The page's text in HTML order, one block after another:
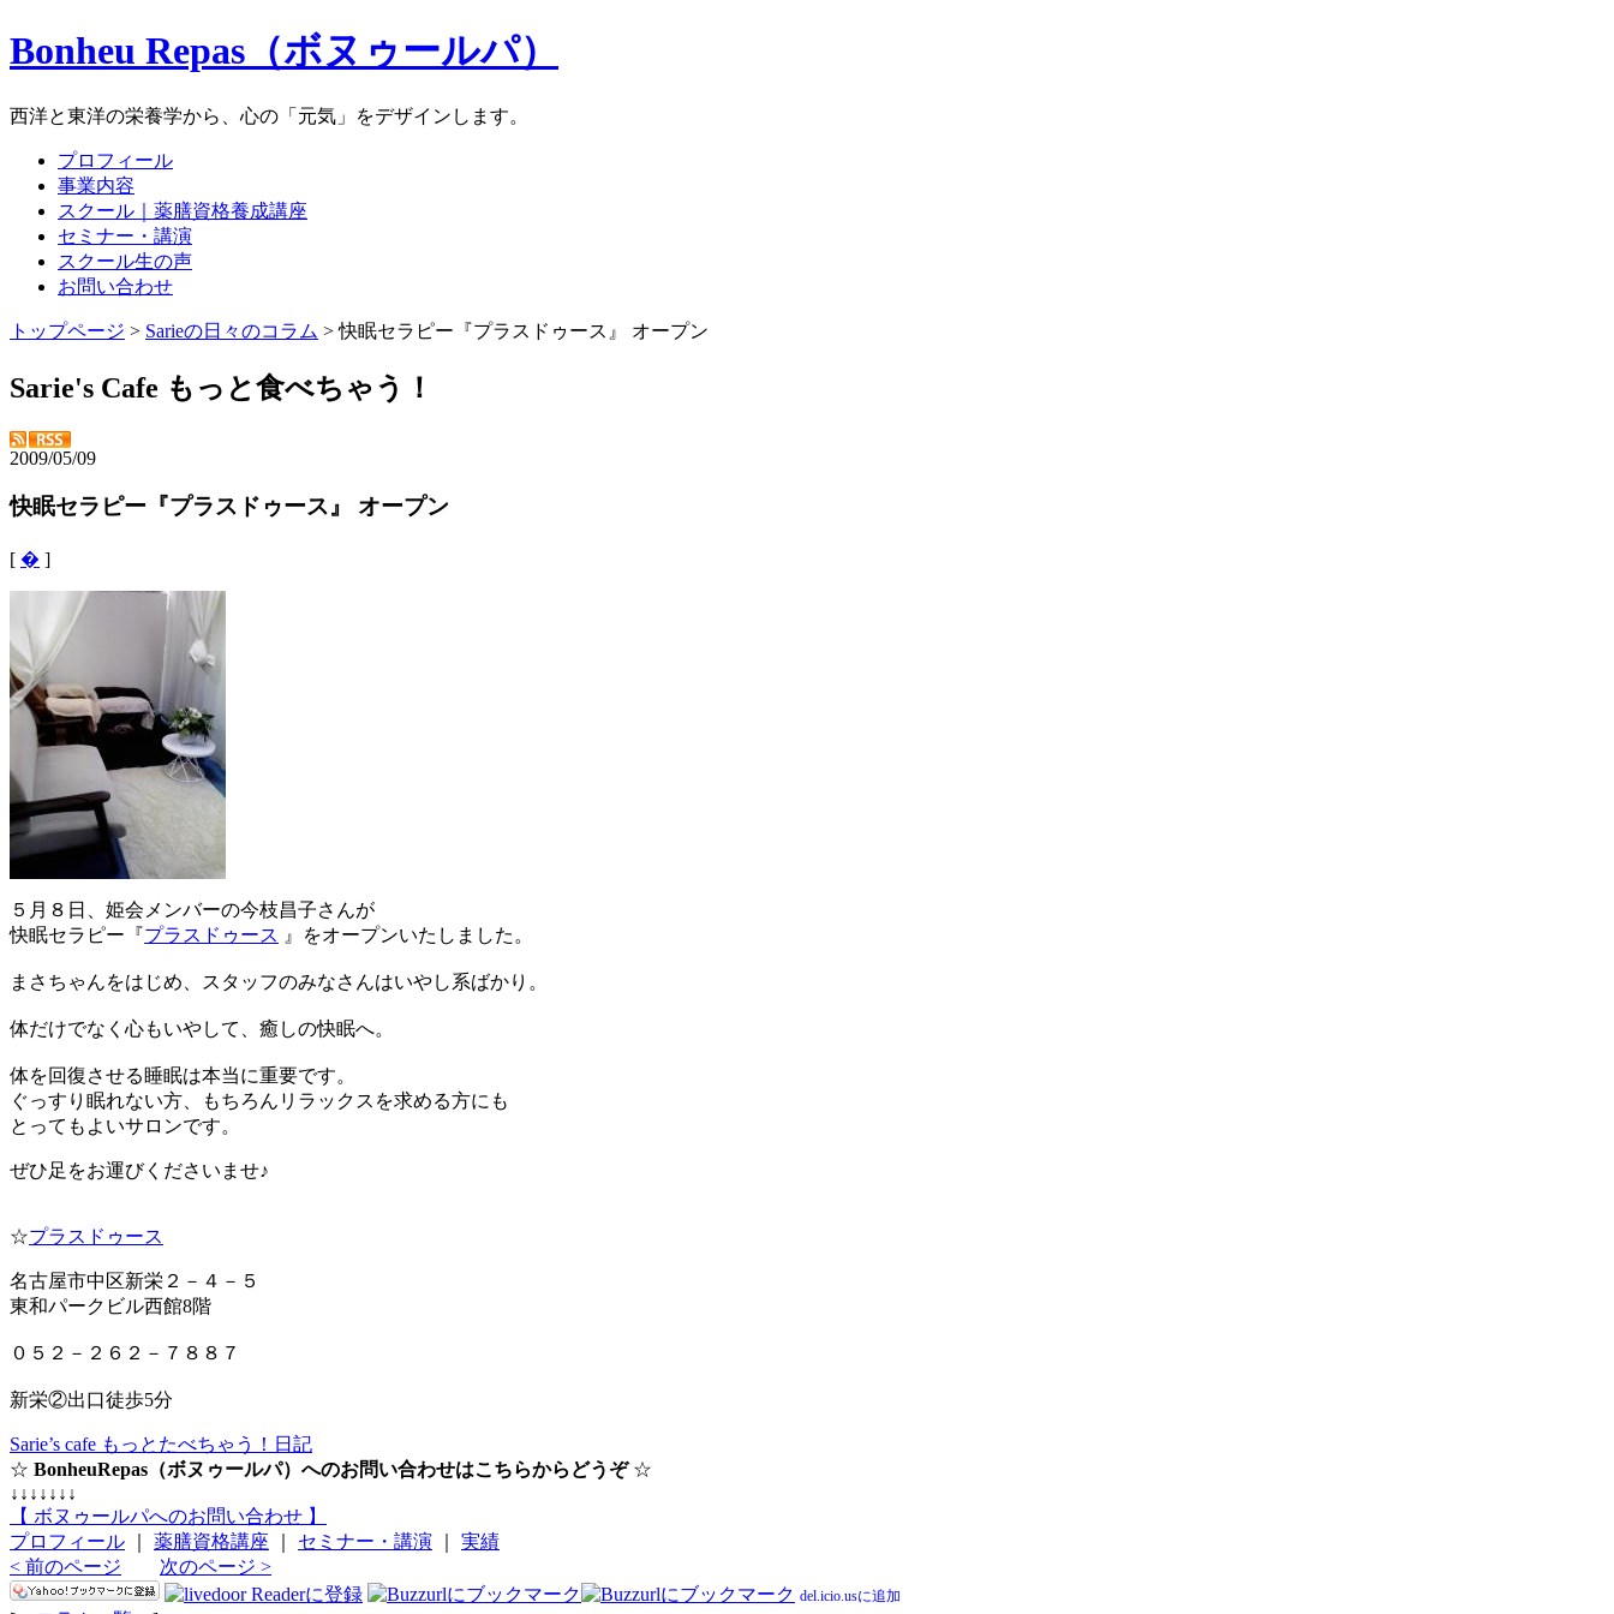
Bonheu Repas（ボヌゥールパ）
西洋と東洋の栄養学から、心の「元気」をデザインします。
プロフィール
事業内容
スクール｜薬膳資格養成講座
セミナー・講演
スクール生の声
お問い合わせ
トップページ > Sarieの日々のコラム > 快眠セラピー『プラスドゥース』 オープン
Sarie's Cafe もっと食べちゃう！
2009/05/09
快眠セラピー『プラスドゥース』 オープン
[ � ]
５月８日、姫会メンバーの今枝昌子さんが
快眠セラピー『プラスドゥース 』をオープンいたしました。
まさちゃんをはじめ、スタッフのみなさんはいやし系ばかり。
体だけでなく心もいやして、癒しの快眠へ。
体を回復させる睡眠は本当に重要です。
ぐっすり眠れない方、もちろんリラックスを求める方にも
とってもよいサロンです。
ぜひ足をお運びくださいませ♪
☆プラスドゥース
名古屋市中区新栄２－４－５
東和パークビル西館8階
０５２－２６２－７８８７
新栄②出口徒歩5分
Sarie’s cafe もっとたべちゃう！日記
☆ BonheuRepas（ボヌゥールパ）へのお問い合わせはこちらからどうぞ ☆
↓↓↓↓↓↓↓
【 ボヌゥールパへのお問い合わせ 】
プロフィール
薬膳資格講座 セミナー・講演
実績
< 前のページ
次のページ >
del.icio.usに追加